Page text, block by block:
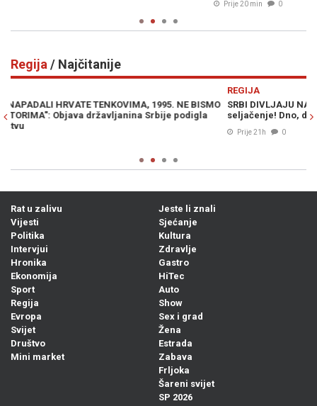
Regija / Najčitanije
SRBI DIVLJAJU NA LJETOVANJU: "Ne moramo slušati vaše
seljačenje! Dno, dna"
Rat u zalivu
Vijesti
Politika
Intervjui
Hronika
Ekonomija
Sport
Regija
Evropa
Svijet
Društvo
Mini market
Jeste li znali
Sjećanje
Kultura
Zdravlje
Gastro
HiTec
Auto
Show
Sex i grad
Žena
Estrada
Zabava
Frljoka
Šareni svijet
SP 2026